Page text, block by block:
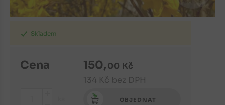
Skladem
Cena 150,00 Kč
134 Kč bez DPH
OBJEDNAT